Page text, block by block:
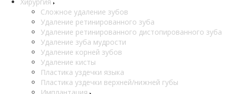
Сложное удаление зубов
Удаление ретинированного зуба
Удаление ретинированного дистопированного зуба
Удаление зуба мудрости
Удаление корней зубов
Удаление кисты
Пластика уздечки языка
Пластика уздечки верхней/нижней губы